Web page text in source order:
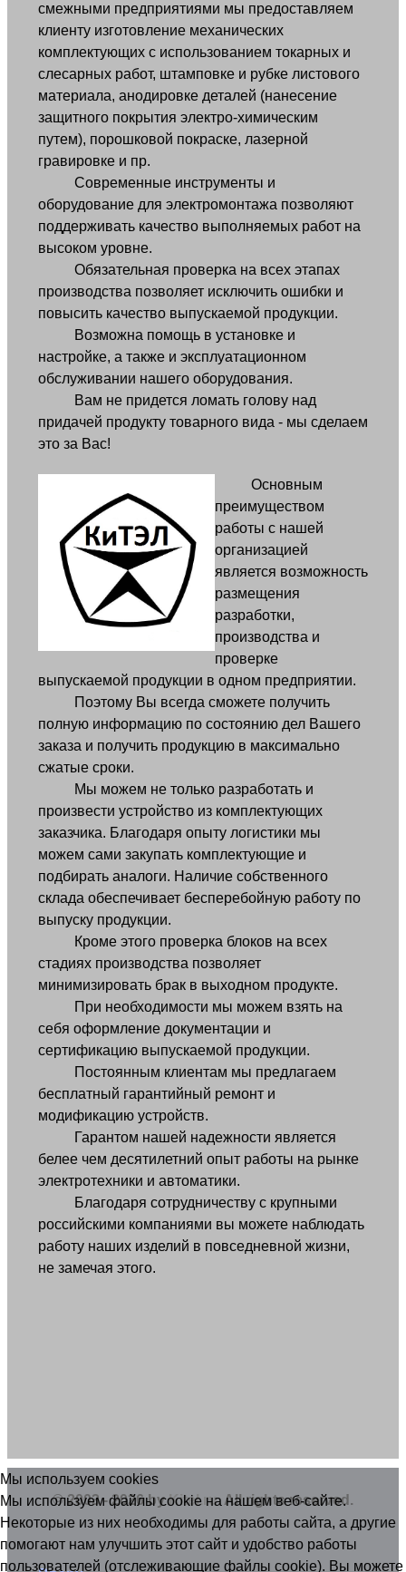
смежными предприятиями мы предоставляем
клиенту изготовление механических
комплектующих с использованием токарных и
слесарных работ, штамповке и рубке листового
материала, анодировке деталей (нанесение
защитного покрытия электро-химическим
путем), порошковой покраске, лазерной
гравировке и пр.
Современные инструменты и
оборудование для электромонтажа позволяют
поддерживать качество выполняемых работ на
высоком уровне.
Обязательная проверка на всех этапах
производства позволяет исключить ошибки и
повысить качество выпускаемой продукции.
Возможна помощь в установке и
настройке, а также и эксплуатационном
обслуживании нашего оборудования.
Вам не придется ломать голову над
придачей продукту товарного вида - мы сделаем
это за Вас!
Основным
преимуществом
работы с нашей
организацией
является возможность
размещения
разработки,
производства и
проверке
выпускаемой продукции в одном предприятии.
Поэтому Вы всегда сможете получить
полную информацию по состоянию дел Вашего
заказа и получить продукцию в максимально
сжатые сроки.
Мы можем не только разработать и
произвести устройство из комплектующих
заказчика. Благодаря опыту логистики мы
можем сами закупать комплектующие и
подбирать аналоги. Наличие собственного
склада обеспечивает бесперебойную работу по
выпуску продукции.
Кроме этого проверка блоков на всех
стадиях производства позволяет
минимизировать брак в выходном продукте.
При необходимости мы можем взять на
себя оформление документации и
сертификацию выпускаемой продукции.
Постоянным клиентам мы предлагаем
бесплатный гарантийный ремонт и
модификацию устройств.
Гарантом нашей надежности является
белее чем десятилетний опыт работы на рынке
электротехники и автоматики.
Благодаря сотрудничеству с крупными
российскими компаниями вы можете наблюдать
работу наших изделий в повседневной жизни,
не замечая этого.
© 2003 - 2026 byKitel.ru. All rights reserved.
Мы используем cookies
Мы используем файлы cookie на нашем веб-сайте.
Некоторые из них необходимы для работы сайта, а другие
помогают нам улучшить этот сайт и удобство работы
пользователей (отслеживающие файлы cookie). Вы можете